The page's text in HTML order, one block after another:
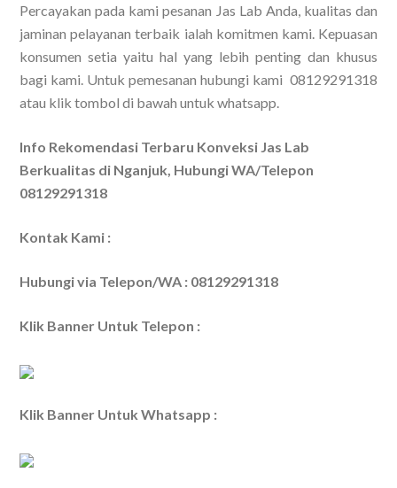
Percayakan pada kami pesanan Jas Lab Anda, kualitas dan
jaminan pelayanan terbaik ialah komitmen kami. Kepuasan
konsumen setia yaitu hal yang lebih penting dan khusus
bagi kami. Untuk pemesanan hubungi kami 08129291318
atau klik tombol di bawah untuk whatsapp.
Info Rekomendasi Terbaru Konveksi Jas Lab
Berkualitas di Nganjuk, Hubungi WA/Telepon
08129291318
Kontak Kami :
Hubungi via Telepon/WA : 08129291318
Klik Banner Untuk Telepon :
Klik Banner Untuk Whatsapp :